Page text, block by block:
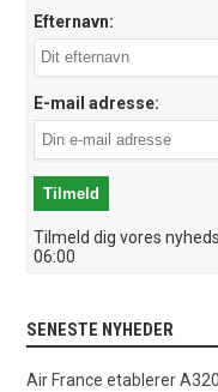
Efternavn:
E-mail adresse:
Tilmeld dig vores
06:00
SENESTE NYHEDER
Air France etablerer